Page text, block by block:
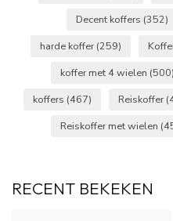
Decent koffers (352)
harde koffer (259)
koffer met 4 wielen (500)
koffers (467) Reiskoffer
Reiskoffer met wielen
RECENT BEKEKEN